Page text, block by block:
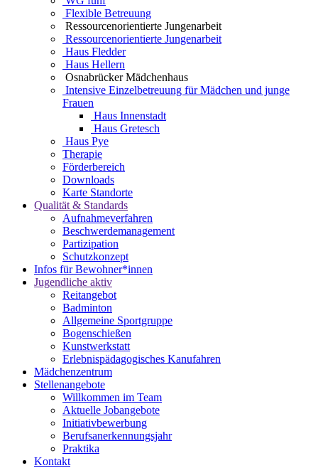
Flexible Betreuung
Ressourcenorientierte Jungenarbeit
Ressourcenorientierte Jungenarbeit
Haus Fledder
Haus Hellern
Osnabrücker Mädchenhaus
Intensive Einzelbetreuung für Mädchen und junge
Frauen
Haus Innenstadt
Haus Gretesch
Haus Pye
Therapie
Förderbereich
Downloads
Karte Standorte
Qualität & Standards
Aufnahmeverfahren
Beschwerdemanagement
Partizipation
Schutzkonzept
Infos für Bewohner*innen
Jugendliche aktiv
Reitangebot
Badminton
Allgemeine Sportgruppe
Bogenschießen
Kunstwerkstatt
Erlebnispädagogisches Kanufahren
Mädchenzentrum
Stellenangebote
Willkommen im Team
Aktuelle Jobangebote
Initiativbewerbung
Berufsanerkennungsjahr
Praktika
Kontakt